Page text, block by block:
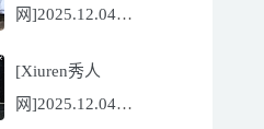
网]2025.12.04
[56P/602.69MB]
[Xiuren秀人
网]2025.12.04